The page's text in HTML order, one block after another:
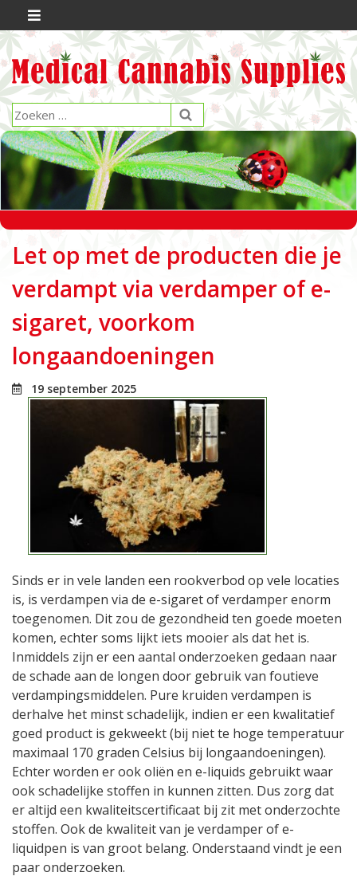
Let op met de producten die je
verdampt via verdamper of e-
sigaret, voorkom
longaandoeningen
19 september 2025
Sinds er in vele landen een rookverbod op vele locaties
is, is verdampen via de e-sigaret of verdamper enorm
toegenomen. Dit zou de gezondheid ten goede moeten
komen, echter soms lijkt iets mooier als dat het is.
Inmiddels zijn er een aantal onderzoeken gedaan naar
de schade aan de longen door gebruik van foutieve
verdampingsmiddelen. Pure kruiden verdampen is
derhalve het minst schadelijk, indien er een kwalitatief
goed product is gekweekt (bij niet te hoge temperatuur
maximaal 170 graden Celsius bij longaandoeningen).
Echter worden er ook oliën en e-liquids gebruikt waar
ook schadelijke stoffen in kunnen zitten. Dus zorg dat
er altijd een kwaliteitscertificaat bij zit met onderzochte
stoffen. Ook de kwaliteit van je verdamper of e-
liquidpen is van groot belang. Onderstaand vindt je een
paar onderzoeken.